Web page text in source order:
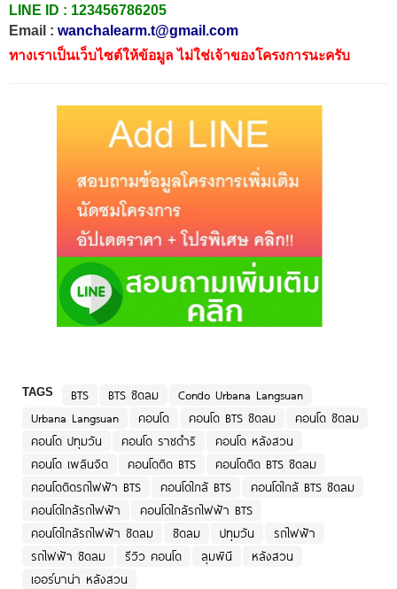
LINE ID : 123456786205
Email : wanchalearm.t@gmail.com
ทางเราเป็นเว็บไซต์ให้ข้อมูล ไม่ใช่เจ้าของโครงการนะครับ
TAGS BTS BTS ชิดลม
Condo Urbana Langsuan
Urbana Langsuan
คอนโด คอนโด BTS ชิดลม
คอนโด ชิดลม
คอนโด ปทุมวัน
คอนโด ราชดำริ
คอนโด หลังสวน
คอนโด เพลินจิต
คอนโดติด BTS
คอนโดติด BTS ชิดลม
คอนโดติดรถไฟฟ้า BTS
คอนโดใกล้ BTS
คอนโดใกล้ BTS ชิดลม
คอนโดใกล้รถไฟฟ้า
คอนโดใกล้รถไฟฟ้า BTS
คอนโดใกล้รถไฟฟ้า ชิดลม
ชิดลม ปทุมวัน
รถไฟฟ้า
รถไฟฟ้า ชิดลม
รีวิว คอนโด ลุมพินี
หลังสวน
เออร์บาน่า หลังสวน